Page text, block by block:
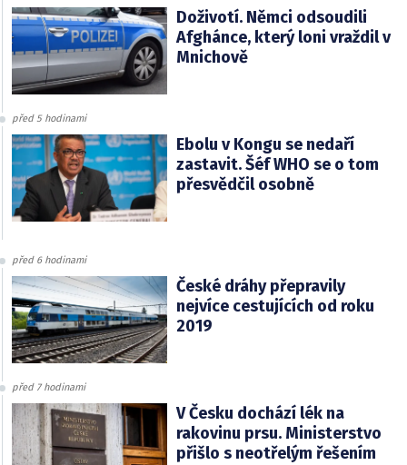
Doživotí. Němci odsoudili
Afghánce, který loni vraždil v
Mnichově
před 5 hodinami
Ebolu v Kongu se nedaří
zastavit. Šéf WHO se o tom
přesvědčil osobně
před 6 hodinami
České dráhy přepravily
nejvíce cestujících od roku
2019
před 7 hodinami
V Česku dochází lék na
rakovinu prsu. Ministerstvo
přišlo s neotřelým řešením